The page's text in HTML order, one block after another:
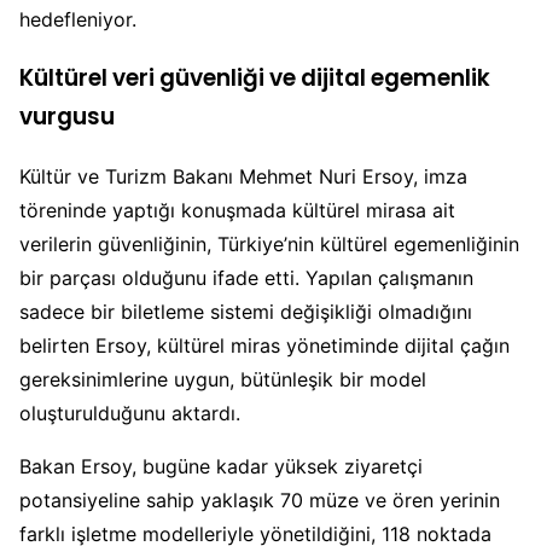
hedefleniyor.
Kültürel veri güvenliği ve dijital egemenlik
vurgusu
Kültür ve Turizm Bakanı Mehmet Nuri Ersoy, imza
töreninde yaptığı konuşmada kültürel mirasa ait
verilerin güvenliğinin, Türkiye’nin kültürel egemenliğinin
bir parçası olduğunu ifade etti. Yapılan çalışmanın
sadece bir biletleme sistemi değişikliği olmadığını
belirten Ersoy, kültürel miras yönetiminde dijital çağın
gereksinimlerine uygun, bütünleşik bir model
oluşturulduğunu aktardı.
Bakan Ersoy, bugüne kadar yüksek ziyaretçi
potansiyeline sahip yaklaşık 70 müze ve ören yerinin
farklı işletme modelleriyle yönetildiğini, 118 noktada